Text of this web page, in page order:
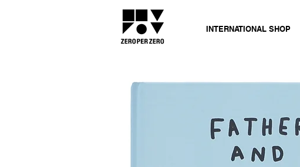
INTERNATIONAL SHOP